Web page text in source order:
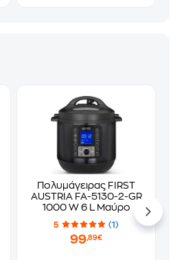
Πολυμάγειρας FIRST
AUSTRIA FA-5130-2-GR
1000 W 6 L Μαύρο
5 (1)
99,89€